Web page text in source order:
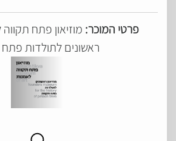
פרטי המוכר: מוזיאון פתח תקווה
ראשונים לתולדות פתח